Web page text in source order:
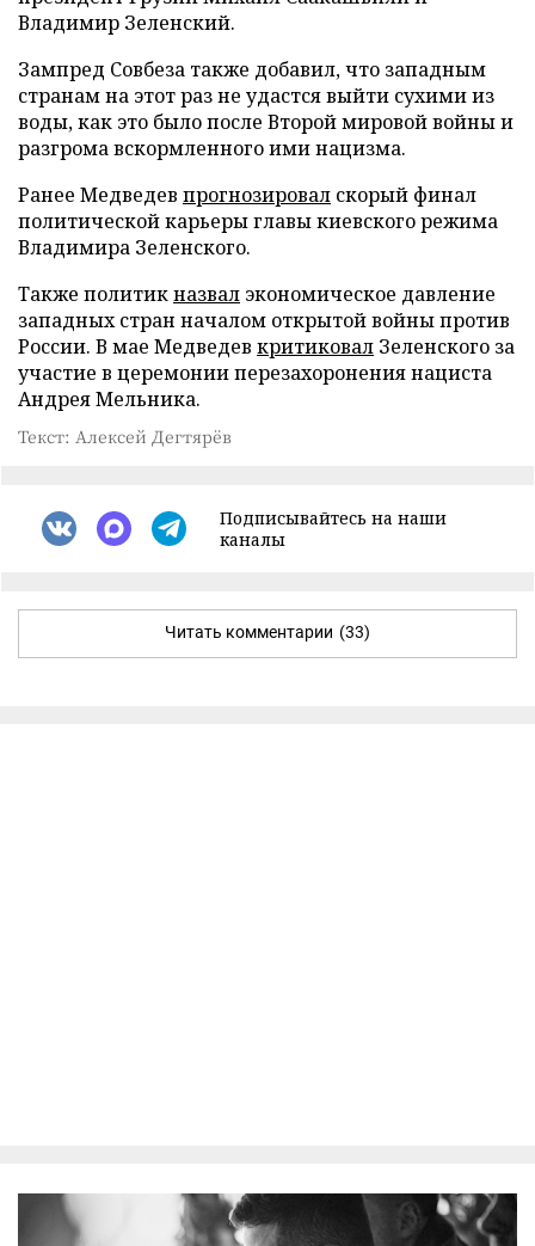
Владимир Зеленский.
Зампред Совбеза также добавил, что западным
странам на этот раз не удастся выйти сухими из
воды, как это было после Второй мировой войны и
разгрома вскормленного ими нацизма.
Ранее Медведев прогнозировал скорый финал
политической карьеры главы киевского режима
Владимира Зеленского.
Также политикназвал экономическое давление
западных стран началом открытой войны против
России. В мае Медведев критиковал Зеленского за
участие в церемонии перезахоронения нациста
Андрея Мельника.
Текст: Алексей Дегтярёв
Подписывайтесь на наши
каналы
Читать комментарии (33)